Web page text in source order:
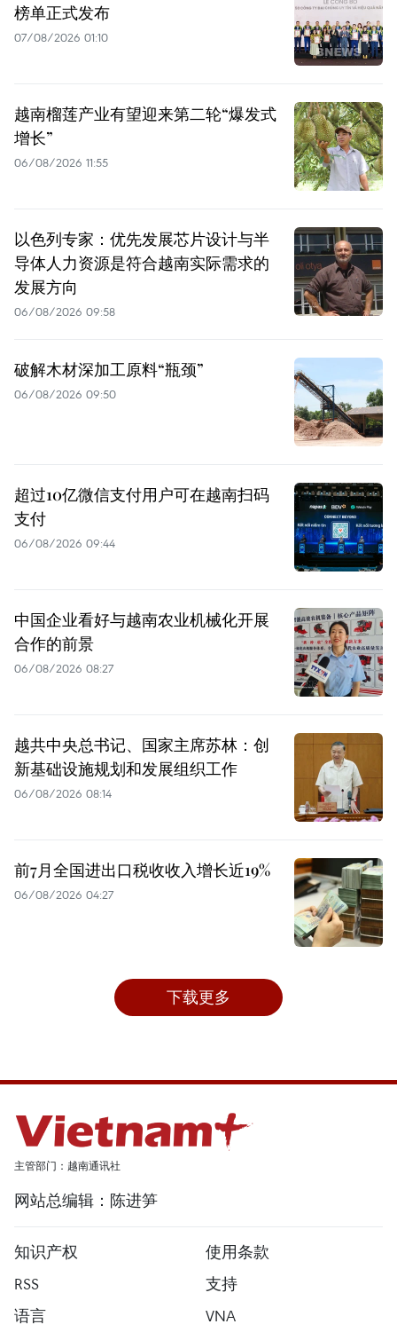
榜单正式发布
07/08/2026 01:10
越南榴莲产业有望迎来第二轮“爆发式
增长”
06/08/2026 11:55
以色列专家：优先发展芯片设计与半
导体人力资源是符合越南实际需求的
发展方向
06/08/2026 09:58
破解木材深加工原料“瓶颈”
06/08/2026 09:50
超过10亿微信支付用户可在越南扫码
支付
06/08/2026 09:44
中国企业看好与越南农业机械化开展
合作的前景
06/08/2026 08:27
越共中央总书记、国家主席苏林：创
新基础设施规划和发展组织工作
06/08/2026 08:14
前7月全国进出口税收收入增长近19%
06/08/2026 04:27
下载更多
主管部门：越南通讯社
网站总编辑：陈进笋
知识产权
使用条款
RSS
支持
语言
VNA